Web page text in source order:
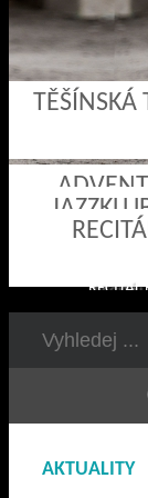
JAZZKLUB NA
AKTUALITY